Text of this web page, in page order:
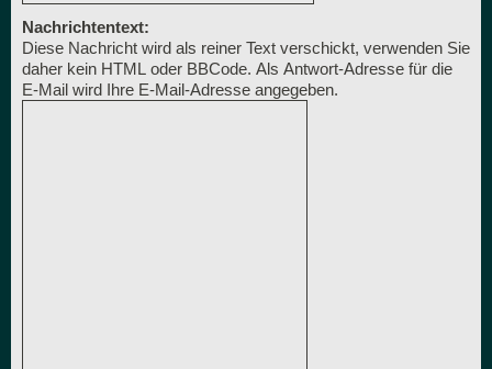
Nachrichtentext:
Diese Nachricht wird als reiner Text verschickt, verwenden Sie
daher kein HTML oder BBCode. Als Antwort-Adresse für die
E-Mail wird Ihre E-Mail-Adresse angegeben.